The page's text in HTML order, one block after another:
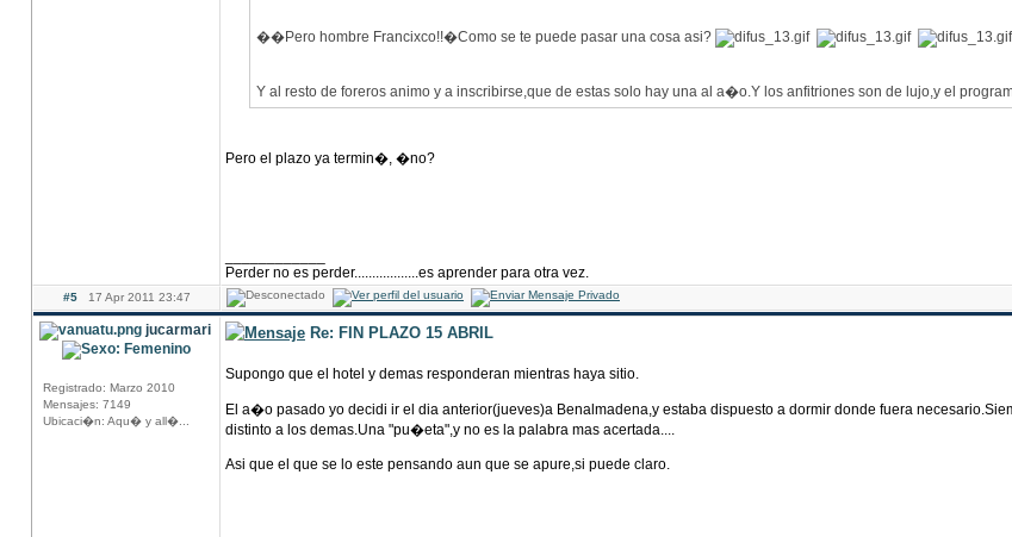
��Pero hombre Francixco!!�Como se te puede pasar una cosa asi?
Y al resto de foreros animo y a inscribirse,que de estas solo hay una al a�o.Y los anfitriones son de lujo,y el
Pero el plazo ya termin�, �no?
Perder no es perder..................es aprender para otra vez.
#5 17 Apr 2011 23:47
jucarmari
Registrado: Marzo 2010
Mensajes: 7149
Ubicaci�n: Aqu� y all�...
Re: FIN PLAZO 15 ABRIL
Supongo que el hotel y demas responderan mientras haya sitio.
El a�o pasado yo decidi ir el dia anterior(jueves)a Benalmadena,y estaba dispuesto a dormir donde fuera
distinto a los demas.Una "pu�eta",y no es la palabra mas acertada....
Asi que el que se lo este pensando aun que se apure,si puede claro.